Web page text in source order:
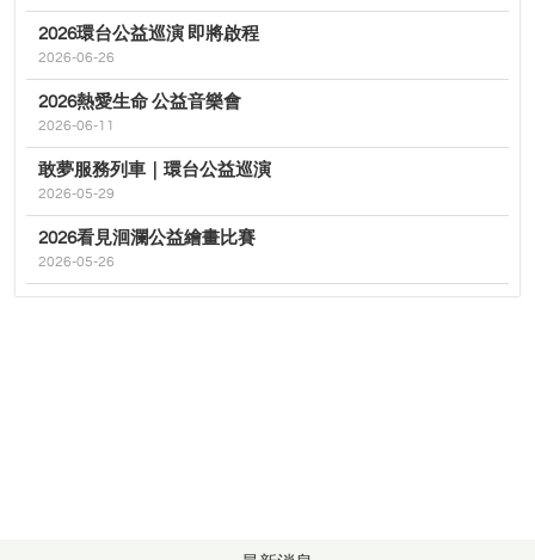
2026環台公益巡演 即將啟程
2026-06-26
2026熱愛生命 公益音樂會
2026-06-11
敢夢服務列車｜環台公益巡演
2026-05-29
2026看見洄瀾公益繪畫比賽
2026-05-26